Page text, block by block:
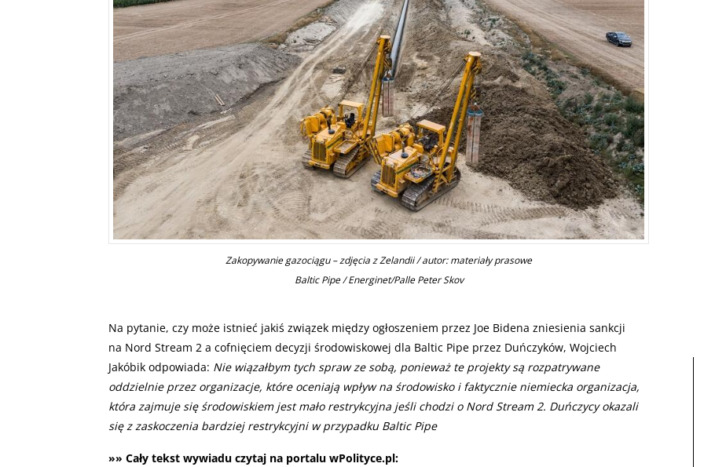
Zakopywanie gazociągu – zdjęcia z Zelandii / autor: materiały prasowe
Baltic Pipe / Energinet/Palle Peter Skov
Na pytanie, czy może istnieć jakiś związek między ogłoszeniem przez Joe Bidena zniesienia sankcji
na Nord Stream 2 a cofnięciem decyzji środowiskowej dla Baltic Pipe przez Duńczyków, Wojciech
Jakóbik odpowiada: Nie wiązałbym tych spraw ze sobą, ponieważ te projekty są rozpatrywane
oddzielnie przez organizacje, które oceniają wpływ na środowisko i faktycznie niemiecka organizacja,
która zajmuje się środowiskiem jest mało restrykcyjna jeśli chodzi o Nord Stream 2. Duńczycy okazali
się z zaskoczenia bardziej restrykcyjni w przypadku Baltic Pipe
»» Cały tekst wywiadu czytaj na portalu wPolityce.pl: